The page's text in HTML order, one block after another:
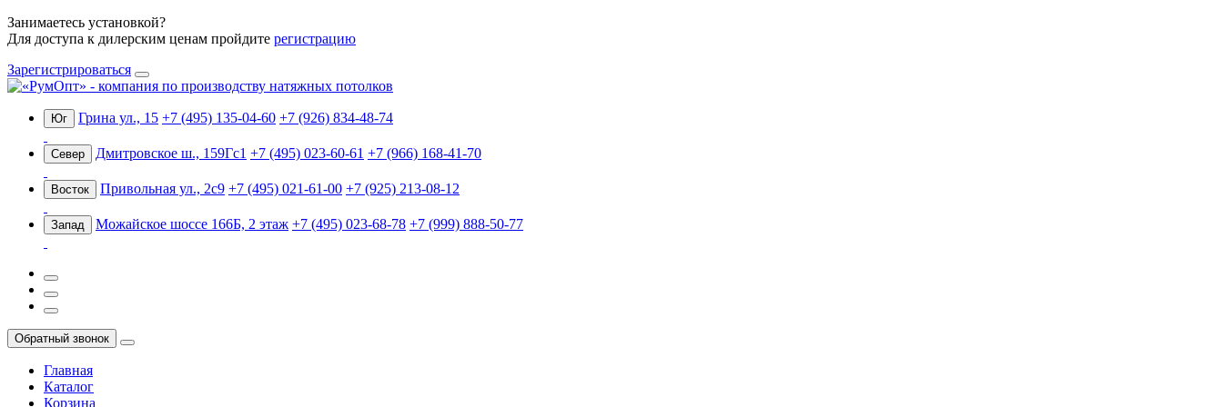
Занимаетесь установкой?
Для доступа к дилерским ценам пройдите регистрацию
Зарегистрироваться
Юг Грина ул., 15 +7 (495) 135-04-60 +7 (926) 834-48-74
Север Дмитровское ш., 159Гс1 +7 (495) 023-60-61 +7 (966) 168-41-70
Восток Привольная ул., 2с9 +7 (495) 021-61-00 +7 (925) 213-08-12
Запад Можайское шоссе 166Б, 2 этаж +7 (495) 023-68-78 +7 (999) 888-50-77
Обратный звонок
Главная
Каталог
Корзина